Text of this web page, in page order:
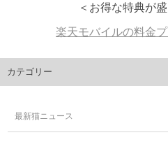
＜お得な特典が
楽天モバイルの料金
カテゴリー
最新猫ニュース